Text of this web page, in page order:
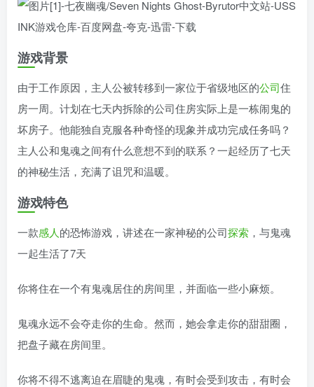
游戏背景
由于工作原因，主人公被转移到一家位于省级地区的公司住
房一周。计划在七天内拆除的公司住房实际上是一栋闹鬼的
坏房子。他能独自克服各种奇怪的现象并成功完成任务吗？
主人公和鬼魂之间有什么意想不到的联系？一起经历了七天
的神秘生活，充满了诅咒和温暖。
游戏特色
一款感人的恐怖游戏，讲述在一家神秘的公司探索 ，与鬼魂
一起生活了7天
你将住在一个有鬼魂居住的房间里，并面临一些小麻烦。
鬼魂永远不会夺走你的生命。然而，她会拿走你的甜甜圈，
把盘子藏在房间里。
你将不得不逃离迫在眉睫的鬼魂，有时会受到攻击，有时会